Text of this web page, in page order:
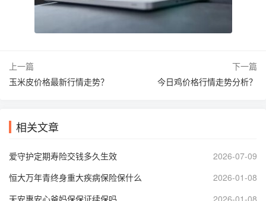
上一篇
玉米皮价格最新行情走势？
下一篇
今日鸡价格行情走势分析？
相关文章
爱守护定期寿险交钱多久生效
2026-07-09
恒大万年青终身重大疾病保险保什么
2026-01-08
天安惠安心爸妈保保证续保吗
2026-01-08